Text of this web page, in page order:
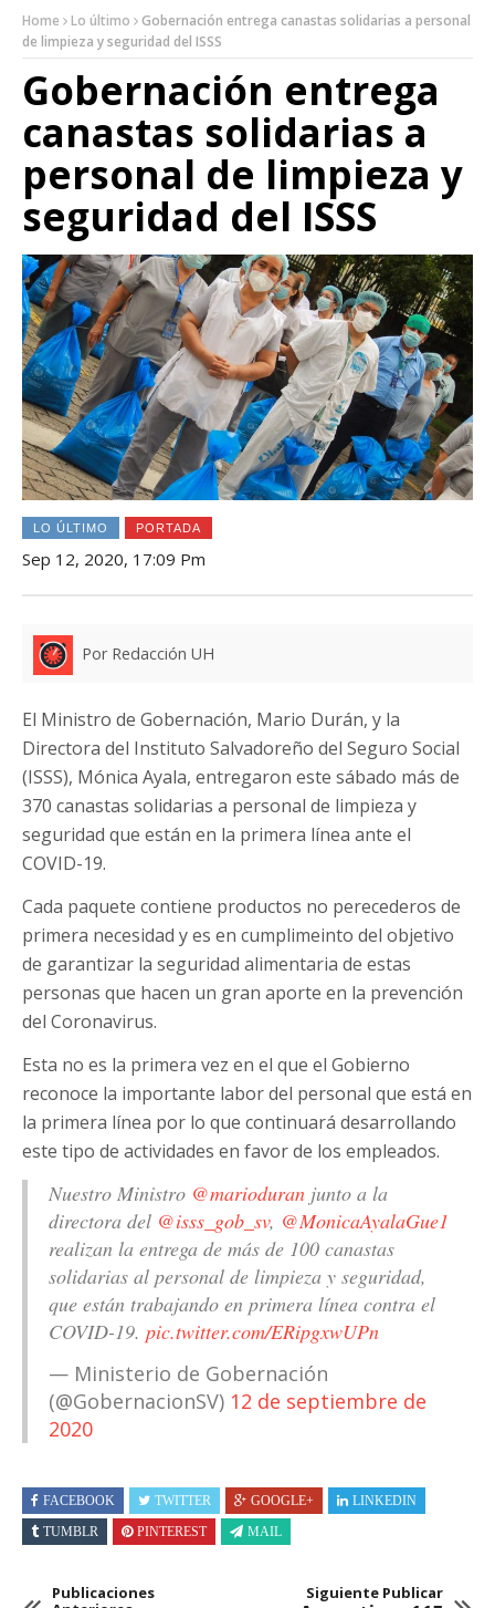
Home Lo último
Gobernación entrega canastas solidarias a personal
de limpieza y seguridad del ISSS
Gobernación entrega
canastas solidarias a
personal de limpieza y
seguridad del ISSS
LO ÚLTIMO PORTADA
Sep 12, 2020, 17:09 Pm
Por Redacción UH
El Ministro de Gobernación, Mario Durán, y la
Directora del Instituto Salvadoreño del Seguro Social
(ISSS), Mónica Ayala, entregaron este sábado más de
370 canastas solidarias a personal de limpieza y
seguridad que están en la primera línea ante el
COVID-19.
Cada paquete contiene productos no perecederos de
primera necesidad y es en cumplimeinto del objetivo
de garantizar la seguridad alimentaria de estas
personas que hacen un gran aporte en la prevención
del Coronavirus.
Esta no es la primera vez en el que el Gobierno
reconoce la importante labor del personal que está en
la primera línea por lo que continuará desarrollando
este tipo de actividades en favor de los empleados.
Nuestro Ministro @marioduran junto a la
directora del @isss_gob_sv, @MonicaAyalaGue1
realizan la entrega de más de 100 canastas
solidarias al personal de limpieza y seguridad,
que están trabajando en primera línea contra el
COVID-19. pic.twitter.com/ERipgxwUPn
— Ministerio de Gobernación
(@GobernacionSV) 12 de septiembre de
2020
FACEBOOK TWITTER GOOGLE+
LINKEDIN
TUMBLR
PINTEREST MAIL
Publicaciones
Siguiente Publicar